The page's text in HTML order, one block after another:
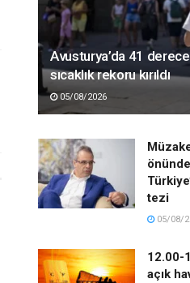
Avusturya’da 41
sıcaklık rekoru kırıldı
05/08/2026
tezi
05/08/
12.00-
açık